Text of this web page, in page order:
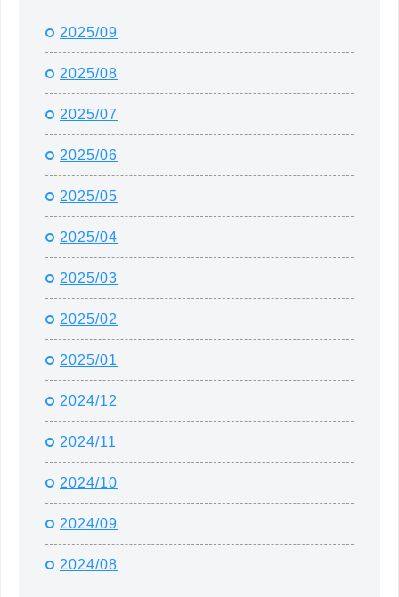
2025/09
2025/08
2025/07
2025/06
2025/05
2025/04
2025/03
2025/02
2025/01
2024/12
2024/11
2024/10
2024/09
2024/08